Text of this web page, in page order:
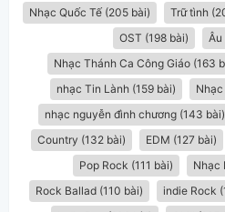
Nhạc Quốc Tế (205 bài)
Trữ tình
OST (198 bài)
Âu
Nhạc Thánh Ca Công Giáo (163
nhạc Tin Lành (159 bài)
nhạc nguyễn đình chương (143 bài)
Country (132 bài)
EDM (127 bài)
Pop Rock (111 bài)
Nhạc
Rock Ballad (110 bài)
indie Rock